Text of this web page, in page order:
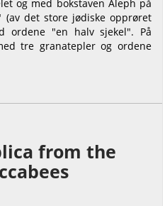
og med bokstaven Aleph på
det store jødiske opprøret
ordene "en halv sjekel". På
tre granatepler og ordene
from the